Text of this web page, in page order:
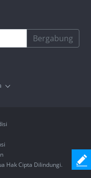
Bergabung
Hak Cipta Dilindungi.